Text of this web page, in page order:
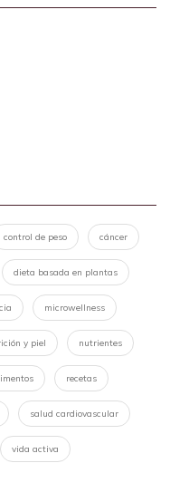
control de peso cáncer
dieta basada en plantas
microwellness
y piel nutrientes
recetas
salud cardiovascular
vida activa